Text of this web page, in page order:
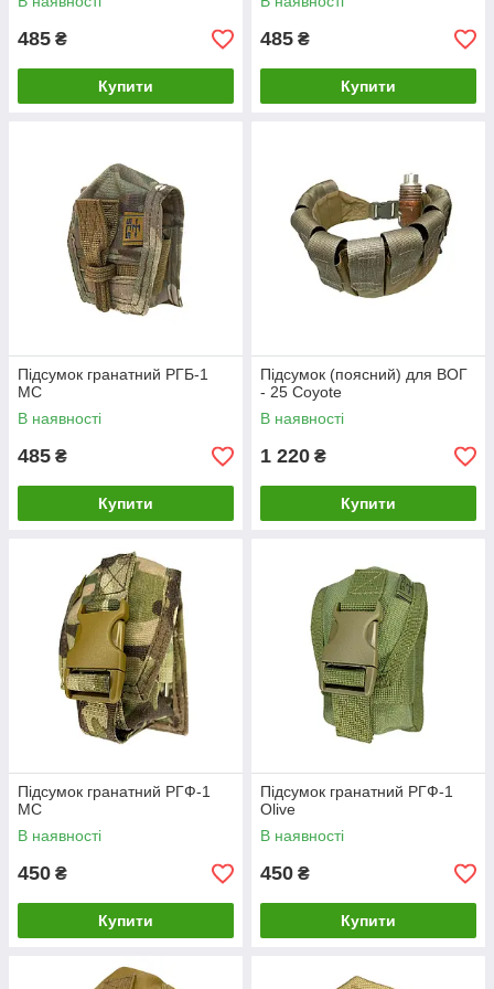
485 ₴
Купити
485 ₴
Купити
Підсумок гранатний РГБ-1
MC
В наявності
485 ₴
Купити
Підсумок (поясний) для ВОГ
- 25 Coyote
В наявності
1 220 ₴
Купити
Підсумок гранатний РГФ-1
MC
В наявності
450 ₴
Купити
Підсумок гранатний РГФ-1
Olive
В наявності
450 ₴
Купити